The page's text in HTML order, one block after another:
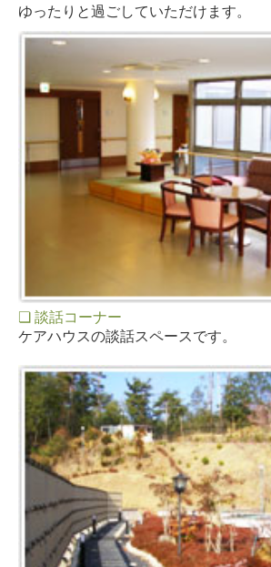
ゆったりと過ごしていただけます。
❏ 談話コーナー
ケアハウスの談話スペースです。